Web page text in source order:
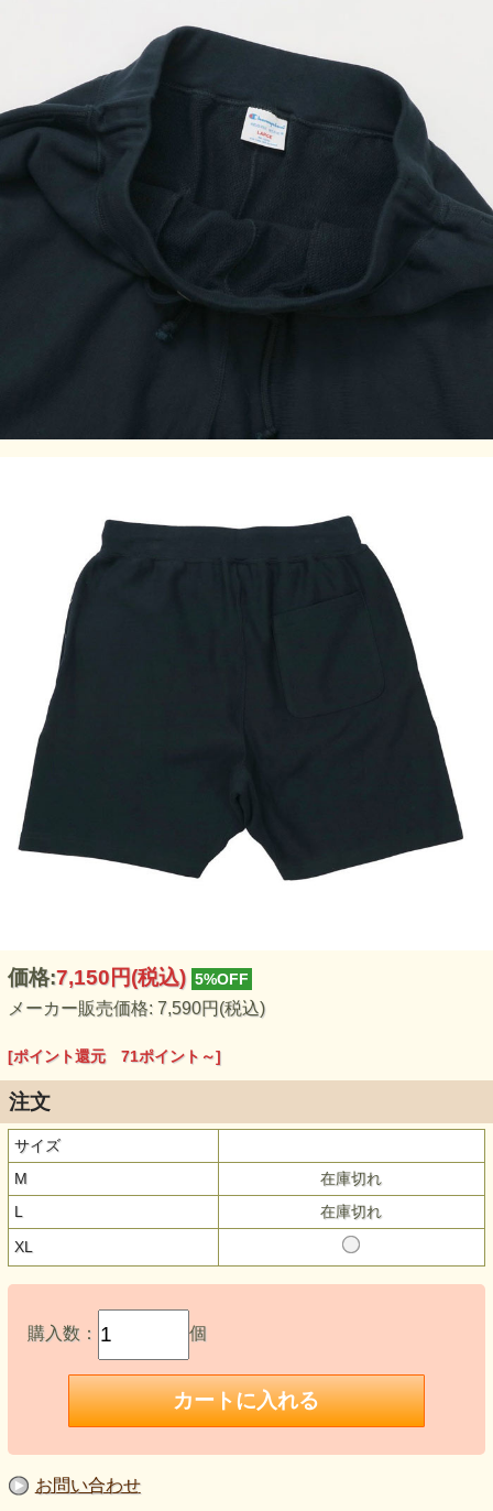
価格:7,150円(税込) 5%OFF
メーカー販売価格: 7,590円(税込)
[ポイント還元 71ポイント～]
注文
サイズ
M
在庫切れ
L
在庫切れ
XL
購入数： 個
お問い合わせ